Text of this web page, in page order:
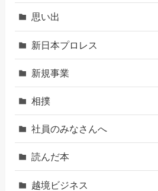
思い出
新日本プロレス
新規事業
相撲
社員のみなさんへ
読んだ本
越境ビジネス